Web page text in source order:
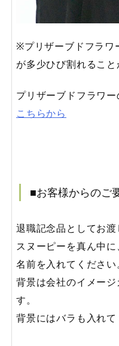
※プリザーブドフラワ
が多少ひび割れること
プリザーブドフラワ
こちらから
■お客様からのご
退職記念品としてお渡
スヌーピーを真ん中
名前を入れてください
背景は会社のイメー
す。
背景にはバラも入れて